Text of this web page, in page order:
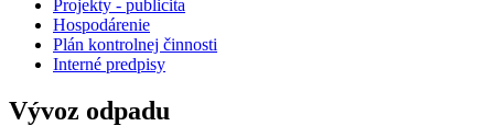
Projekty - publicita
Hospodárenie
Plán kontrolnej činnosti
Interné predpisy
Vývoz odpadu